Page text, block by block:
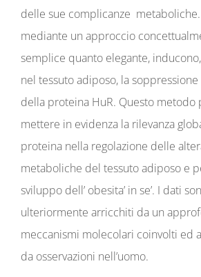
delle sue complicanze
mediante un approccio
semplice quanto elegante,
nel tessuto adiposo, la soppressione
della proteina HuR. Questo metodo
mettere in evidenza la rilevanza
proteina nella regolazione delle
metaboliche del tessuto adiposo e
sviluppo dell’ obesita’ in se’. I dati
ulteriormente arricchiti da un
meccanismi molecolari coinvolti ed
da osservazioni nell’uomo.